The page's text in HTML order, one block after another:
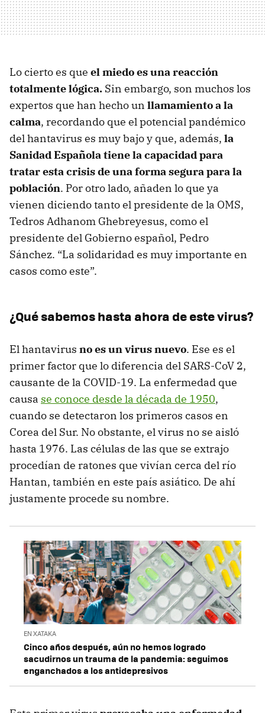
Lo cierto es que el miedo es una reacción
totalmente lógica. Sin embargo, son muchos los
expertos que han hecho un llamamiento a la
calma, recordando que el potencial pandémico
del hantavirus es muy bajo y que, además, la
Sanidad Española tiene la capacidad para
tratar esta crisis de una forma segura para la
población. Por otro lado, añaden lo que ya
vienen diciendo tanto el presidente de la OMS,
Tedros Adhanom Ghebreyesus, como el
presidente del Gobierno español, Pedro
Sánchez. “La solidaridad es muy importante en
casos como este”.
¿Qué sabemos hasta ahora de este virus?
El hantavirus no es un virus nuevo. Ese es el
primer factor que lo diferencia del SARS-CoV 2,
causante de la COVID-19. La enfermedad que
causa se conoce desde la década de 1950,
cuando se detectaron los primeros casos en
Corea del Sur. No obstante, el virus no se aisló
hasta 1976. Las células de las que se extrajo
procedían de ratones que vivían cerca del río
Hantan, también en este país asiático. De ahí
justamente procede su nombre.
EN XATAKA
Cinco años después, aún no hemos logrado
sacudirnos un trauma de la pandemia: seguimos
enganchados a los antidepresivos